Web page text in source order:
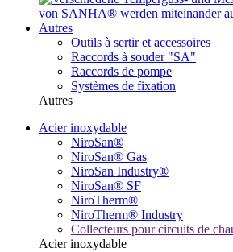
Autres
Outils à sertir et accessoires
Raccords à souder "SA"
Raccords de pompe
Systèmes de fixation
Autres
Acier inoxydable
NiroSan®
NiroSan® Gas
NiroSan Industry®
NiroSan® SF
NiroTherm®
NiroTherm® Industry
Collecteurs pour circuits de
Acier inoxydable